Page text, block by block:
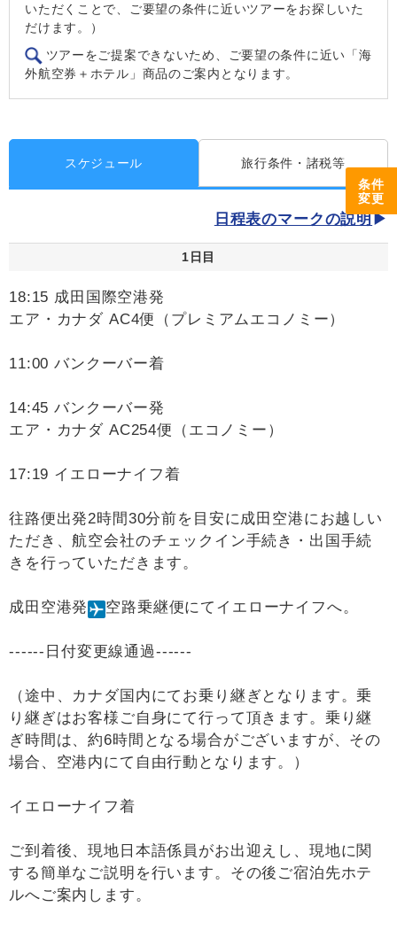
条件
変更
いただくことで、ご要望の条件に近いツアーをお探しいた
だけます。）
ツアーをご提案できないため、ご要望の条件に近い「海
外航空券＋ホテル」商品のご案内となります。
スケジュール 旅行条件・諸税等
日程表のマークの説明
1日目
18:15 成田国際空港発
エア・カナダ AC4便（プレミアムエコノミー）
11:00 バンクーバー着
14:45 バンクーバー発
エア・カナダ AC254便（エコノミー）
17:19 イエローナイフ着
往路便出発2時間30分前を目安に成田空港にお越しい
ただき、航空会社のチェックイン手続き・出国手続
きを行っていただきます。
成田空港発 空路乗継便にてイエローナイフへ。
------日付変更線通過------
（途中、カナダ国内にてお乗り継ぎとなります。乗
り継ぎはお客様ご自身にて行って頂きます。乗り継
ぎ時間は、約6時間となる場合がございますが、その
場合、空港内にて自由行動となります。）
イエローナイフ着
ご到着後、現地日本語係員がお出迎えし、現地に関
する簡単なご説明を行います。その後ご宿泊先ホテ
ルへご案内します。